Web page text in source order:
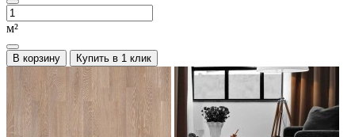
м²
В корзину Купить в 1 клик